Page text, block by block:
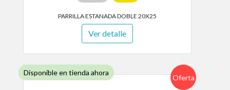
PARRILLA ESTANADA DOBLE 20X25
Ver detalle
Disponible en tienda ahora
Oferta